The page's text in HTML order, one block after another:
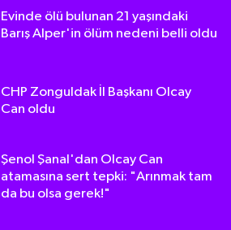
Evinde ölü bulunan 21 yaşındaki
Barış Alper'in ölüm nedeni belli oldu
CHP Zonguldak İl Başkanı Olcay
Can oldu
Şenol Şanal'dan Olcay Can
atamasına sert tepki: "Arınmak tam
da bu olsa gerek!"